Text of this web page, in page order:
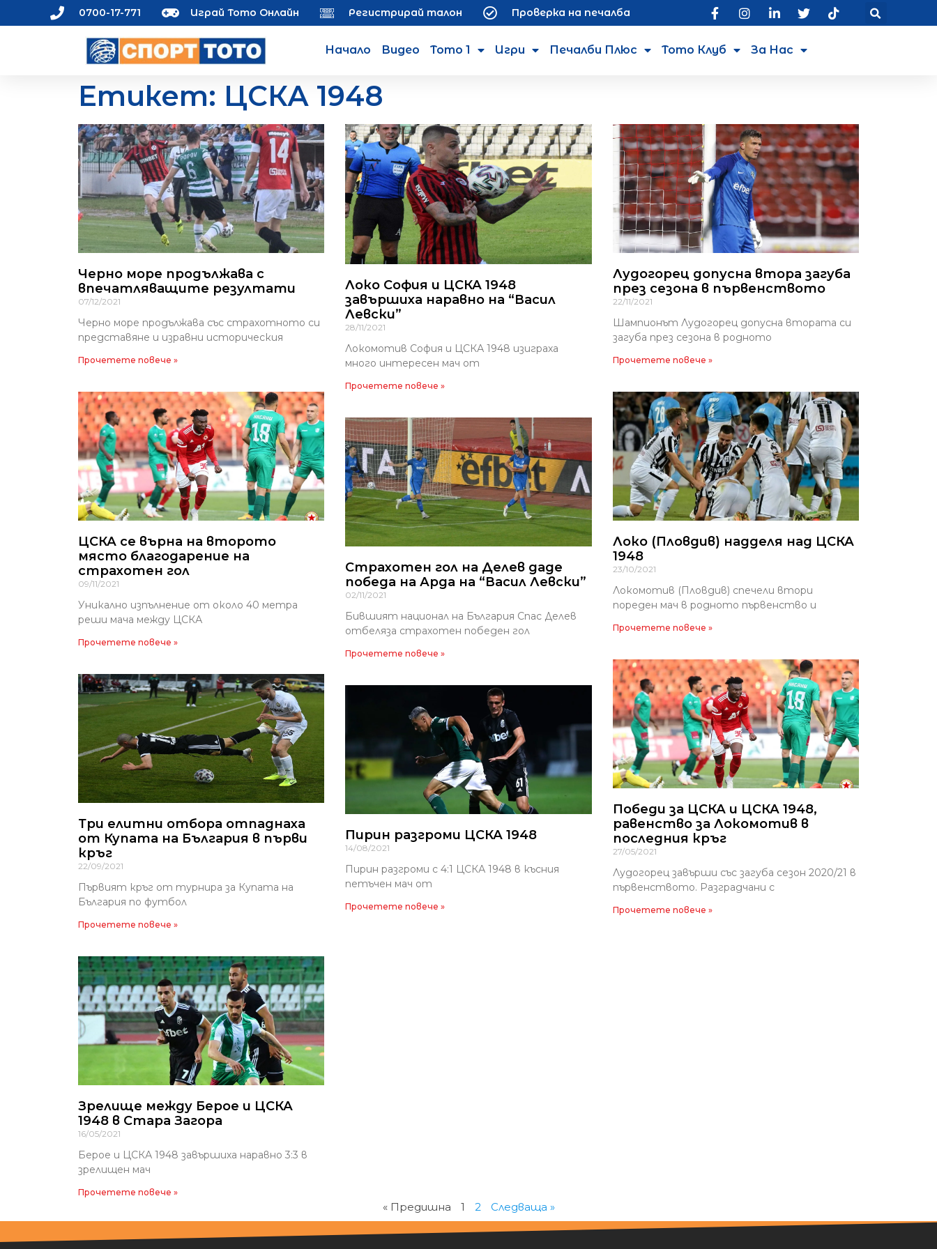
0700-17-771 Играй Тото Онлайн Регистрирай талон Проверка на печалба
Начало Видео Тото 1 Игри Печалби Плюс Тото Клуб За Нас
Етикет: ЦСКА 1948
Черно море продължава с
впечатляващите резултати
07/12/2021
Черно море продължава със страхотното си
представяне и изравни историческия
Прочетете повече »
Локо София и ЦСКА 1948
завършиха наравно на “Васил
Левски”
28/11/2021
Локомотив София и ЦСКА 1948 изиграха
много интересен мач от
Прочетете повече »
Лудогорец допусна втора загуба
през сезона в първенството
22/11/2021
Шампионът Лудогорец допусна втората си
загуба през сезона в родното
Прочетете повече »
ЦСКА се върна на второто
място благодарение на
страхотен гол
09/11/2021
Уникално изпълнение от около 40 метра
реши мача между ЦСКА
Прочетете повече »
Страхотен гол на Делев даде
победа на Арда на “Васил Левски”
02/11/2021
Бившият национал на България Спас Делев
отбеляза страхотен победен гол
Прочетете повече »
Локо (Пловдив) надделя над ЦСКА
1948
23/10/2021
Локомотив (Пловдив) спечели втори
пореден мач в родното първенство и
Прочетете повече »
Три елитни отбора отпаднаха
от Купата на България в първи
кръг
22/09/2021
Първият кръг от турнира за Купата на
България по футбол
Прочетете повече »
Пирин разгроми ЦСКА 1948
14/08/2021
Пирин разгроми с 4:1 ЦСКА 1948 в късния
петъчен мач от
Прочетете повече »
Победи за ЦСКА и ЦСКА 1948,
равенство за Локомотив в
последния кръг
27/05/2021
Лудогорец завърши със загуба сезон 2020/21 в
първенството. Разградчани с
Прочетете повече »
Зрелище между Берое и ЦСКА
1948 в Стара Загора
16/05/2021
Берое и ЦСКА 1948 завършиха наравно 3:3 в
зрелищен мач
Прочетете повече »
« Предишна 1 2 Следваща »